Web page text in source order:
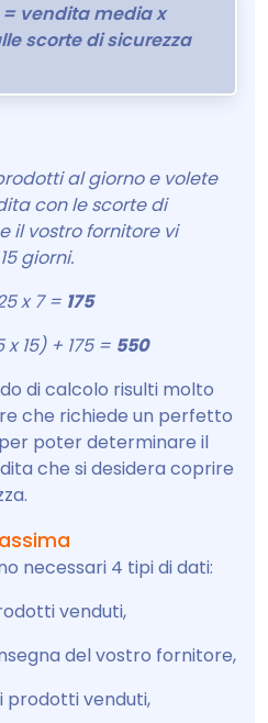
vendita media x
scorte di sicurezza
al giorno e volete
con le scorte di
il vostro fornitore vi
giorni.
x 7 = 175
15) + 175 = 550
di calcolo risulti molto
che richiede un perfetto
poter determinare il
che si desidera coprire
necessari 4 tipi di dati:
venduti,
del vostro fornitore,
prodotti venduti,